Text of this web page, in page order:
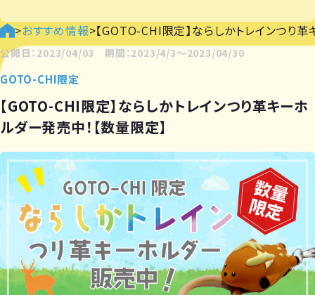
>おすすめ情報>【GOTO-CHI限定】ならしかトレインつり
公開日：2023/04/03 期間：2023/4/3〜2023/04/30
GOTO-CHI限定
【GOTO-CHI限定】ならしかトレインつり革キーホ
ルダー発売中！【数量限定】